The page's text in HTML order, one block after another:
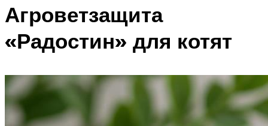
Агроветзащита
«Радостин» для котят